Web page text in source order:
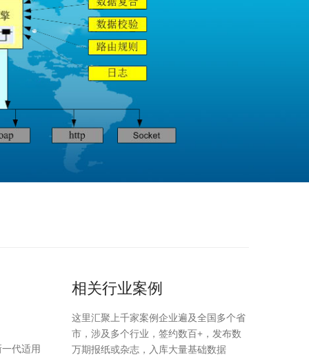
代适用
相关行业案例
这里汇聚上千家案例企业遍及全国多个省
市，涉及多个行业，签约数百+，发布数
万期报纸或杂志，入库大量基础数据